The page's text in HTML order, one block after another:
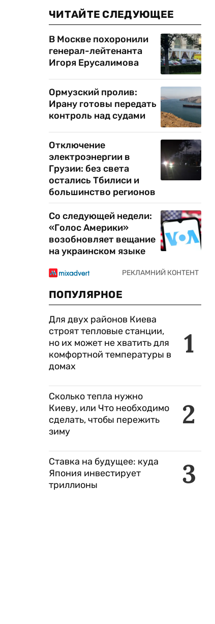
ЧИТАЙТЕ СЛЕДУЮЩЕЕ
В Москве похоронили
генерал-лейтенанта
Игоря Ерусалимова
Ормузский пролив:
Ирану готовы передать
контроль над судами
Отключение
электроэнергии в
Грузии: без света
остались Тбилиси и
большинство регионов
Со следующей недели:
«Голос Америки»
возобновляет вещание
на украинском языке
ПОПУЛЯРНОЕ
1
Для двух районов Киева
строят тепловые станции,
но их может не хватить для
комфортной температуры в
домах
2
Сколько тепла нужно
Киеву, или Что необходимо
сделать, чтобы пережить
зиму
3
Ставка на будущее: куда
Япония инвестирует
триллионы